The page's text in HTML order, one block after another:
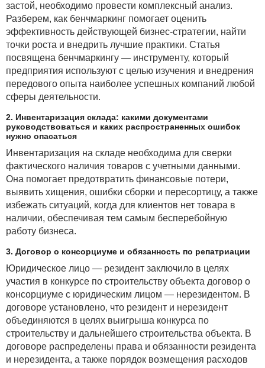
застой, необходимо провести комплексный анализ.
Разберем, как бенчмаркинг помогает оценить
эффективность действующей бизнес-стратегии, найти
точки роста и внедрить лучшие практики. Статья
посвящена бенчмаркингу — инструменту, который
предприятия используют с целью изучения и внедрения
передового опыта наиболее успешных компаний любой
сферы деятельности.
2. Инвентаризация склада: какими документами
руководствоваться и каких распространенных ошибок
нужно опасаться
Инвентаризация на складе необходима для сверки
фактического наличия товаров с учетными данными.
Она помогает предотвратить финансовые потери,
выявить хищения, ошибки сборки и пересортицу, а также
избежать ситуаций, когда для клиентов нет товара в
наличии, обеспечивая тем самым бесперебойную
работу бизнеса.
3. Договор о консорциуме и обязанность по репатриации
Юридическое лицо — резидент заключило в целях
участия в конкурсе по строительству объекта договор о
консорциуме с юридическим лицом — нерезидентом. В
договоре установлено, что резидент и нерезидент
объединяются в целях выигрыша конкурса по
строительству и дальнейшего строительства объекта. В
договоре распределены права и обязанности резидента
и нерезидента, а также порядок возмещения расходов